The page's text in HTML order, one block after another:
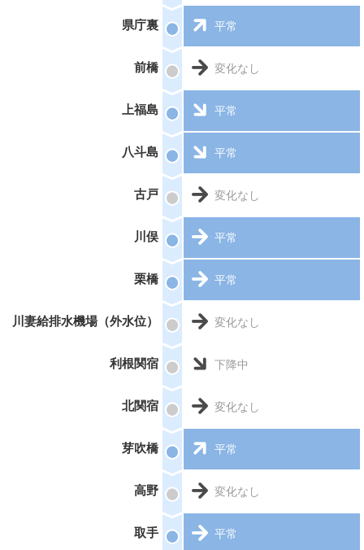
県庁裏 平常
前橋 変化なし
上福島 平常
八斗島 平常
古戸 変化なし
川俣 平常
栗橋 平常
川妻給排水機場（外水位） 変化なし
利根関宿 下降中
北関宿 変化なし
芽吹橋 平常
高野 変化なし
取手 平常